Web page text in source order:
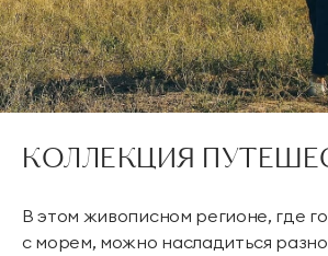
КОЛЛЕКЦИЯ
В этом живописном регионе, где
с морем, можно насладиться